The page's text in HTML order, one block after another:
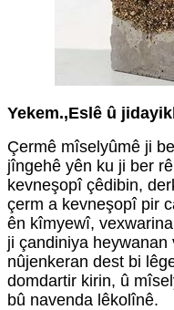
Yekem.,Eslê û
Çermê mîselyûmê ji
jîngehê yên ku ji ber
kevneşopî çêdibin,
çerm a kevneşopî pir
ên kîmyewî,
ji çandiniya
nûjenkeran dest bi
domdartir kirin, û
bû navenda lêkolînê.